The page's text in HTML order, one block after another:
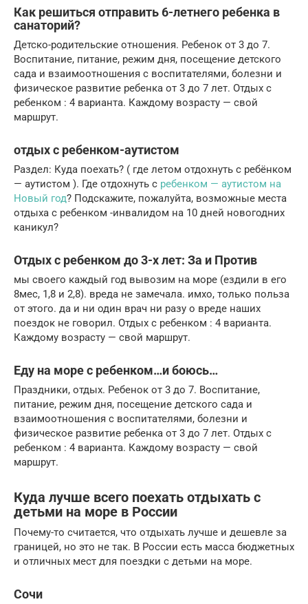
Как решиться отправить 6-летнего ребенка в
санаторий?
Детско-родительские отношения. Ребенок от 3 до 7.
Воспитание, питание, режим дня, посещение детского
сада и взаимоотношения с воспитателями, болезни и
физическое развитие ребенка от 3 до 7 лет. Отдых с
ребенком : 4 варианта. Каждому возрасту — свой
маршрут.
отдых с ребенком-аутистом
Раздел: Куда поехать? ( где летом отдохнуть с ребёнком
— аутистом ). Где отдохнуть с ребенком — аутистом на
Новый год? Подскажите, пожалуйта, возможные места
отдыха с ребенком -инвалидом на 10 дней новогодних
каникул?
Отдых с ребенком до 3-х лет: За и Против
мы своего каждый год вывозим на море (ездили в его
8мес, 1,8 и 2,8). вреда не замечала. имхо, только польза
от этого. да и ни один врач ни разу о вреде наших
поездок не говорил. Отдых с ребенком : 4 варианта.
Каждому возрасту — свой маршрут.
Еду на море с ребенком…и боюсь…
Праздники, отдых. Ребенок от 3 до 7. Воспитание,
питание, режим дня, посещение детского сада и
взаимоотношения с воспитателями, болезни и
физическое развитие ребенка от 3 до 7 лет. Отдых с
ребенком : 4 варианта. Каждому возрасту — свой
маршрут.
Куда лучше всего поехать отдыхать с
детьми на море в России
Почему-то считается, что отдыхать лучше и дешевле за
границей, но это не так. В России есть масса бюджетных
и отличных мест для поездки с детьми на море.
Сочи